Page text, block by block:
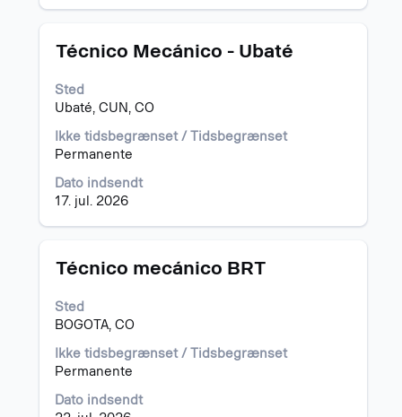
joboplysningerne.
Stilling
Técnico Mecánico - Ubaté
Sted
Ubaté, CUN, CO
Ikke tidsbegrænset / Tidsbegrænset
Permanente
Dato indsendt
17. jul. 2026
Vælg
mellemrumstasten
for
se
det
indhold
af
joboplysningerne.
Stilling
Técnico mecánico BRT
Sted
BOGOTA, CO
Ikke tidsbegrænset / Tidsbegrænset
Permanente
Dato indsendt
Vælg
mellemrumstasten
for
se
det
indhold